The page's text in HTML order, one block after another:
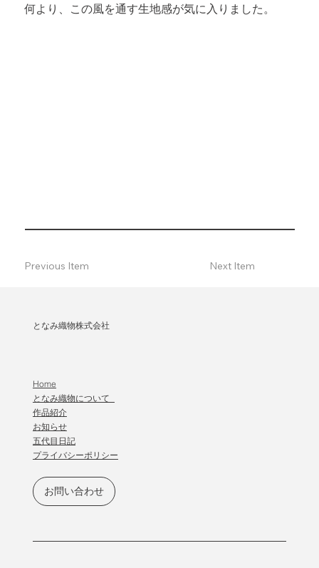
何より、この風を通す生地感が気に入りました。
Next Item
Previous Item
となみ織物株式会社
お問い合わせ
Home
となみ織物について
作品紹介
​お知らせ
五代目日記
プライバシーポリシー